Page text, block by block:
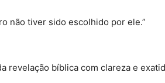
não tiver sido escolhido por ele.”
revelação bíblica com clareza e